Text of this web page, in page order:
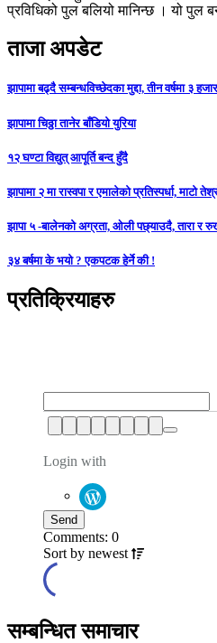
प्रविधिको पुल बलियो मानिन्छ । यो पुल
ताजा अपडेट
झापामा बढ्दै सम्बन्धविच्छेदका मुद्दा, तीन वर्षमा ३
झापामा चिठ्ठा तानेर बाँडियो युरिया
१२ घण्टा विद्युत् आपूर्ति बन्द हुँदै
झापामा २ मा रास्वपा र एमालेको प्रतिस्पर्धा, माटो
झापा ५ -बालेनको अग्रता, ओली पछ्याउदै, तारा र
३४ बर्षमा के भयो ? एकपटक हेर्ने की !
प्रतिक्रियाहरु
Login with
Comments: 0
Sort by newest
सम्बन्धित समाचार